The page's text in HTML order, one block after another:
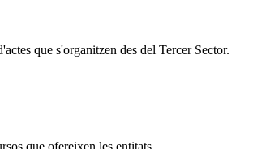
que s'organitzen des del Tercer Sector.
que ofereixen les entitats.